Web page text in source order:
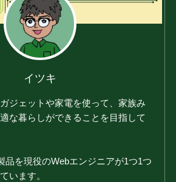
イツキ
ジェットや家電を使って、家族み
な暮らしができることを目指して
品を現役のWebエンジニアが1つ1つ
います。